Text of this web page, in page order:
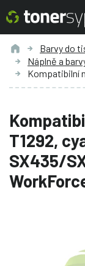
Barvy do
Náplně a
Kompatibilní náplň pro
T1292,
SX435/